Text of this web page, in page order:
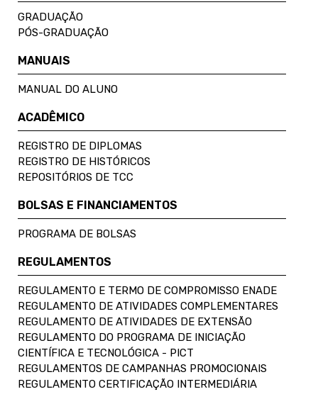
GRADUAÇÃO
PÓS-GRADUAÇÃO
MANUAIS
MANUAL DO ALUNO
ACADÊMICO
REGISTRO DE DIPLOMAS
REGISTRO DE HISTÓRICOS
REPOSITÓRIOS DE TCC
BOLSAS E FINANCIAMENTOS
PROGRAMA DE BOLSAS
REGULAMENTOS
REGULAMENTO E TERMO DE COMPROMISSO ENADE
REGULAMENTO DE ATIVIDADES COMPLEMENTARES
REGULAMENTO DE ATIVIDADES DE EXTENSÃO
REGULAMENTO DO PROGRAMA DE INICIAÇÃO
CIENTÍFICA E TECNOLÓGICA - PICT
REGULAMENTOS DE CAMPANHAS PROMOCIONAIS
REGULAMENTO CERTIFICAÇÃO INTERMEDIÁRIA